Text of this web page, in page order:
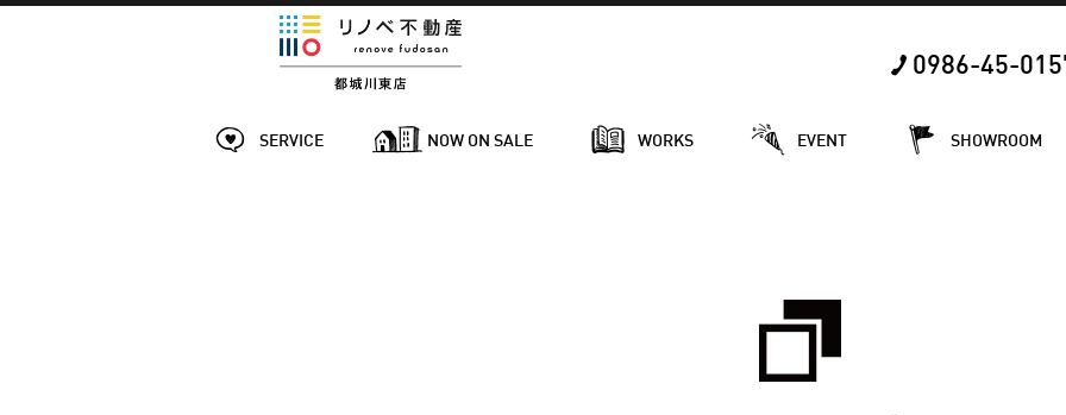
0986-45-
SERVICE NOW ON SALE WORKS EVENT SHOWROOM